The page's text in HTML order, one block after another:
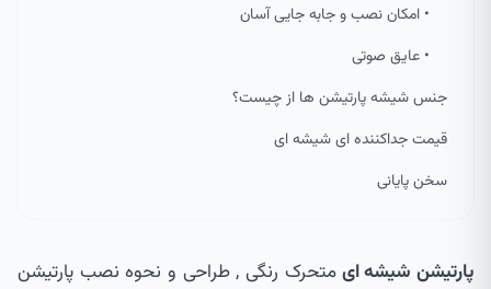
• امکان نصب و جابه جایی آسان
• عایق صوتی
جنس شیشه پارتیشن ها از چیست؟
قیمت جداکننده ای شیشه ای
سخن پایانی
پارتیشن شیشه ایمتحرک رنگی , طراحی و نحوه نصب پارتیشن